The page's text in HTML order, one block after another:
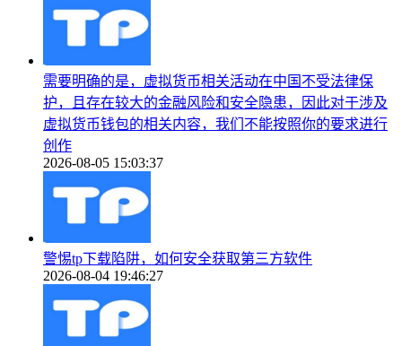
需要明确的是，虚拟货币相关活动在中国不受法律保
护，且存在较大的金融风险和安全隐患，因此对于涉及
虚拟货币钱包的相关内容，我们不能按照你的要求进行
创作
2026-08-05 15:03:37
警惕tp下载陷阱，如何安全获取第三方软件
2026-08-04 19:46:27